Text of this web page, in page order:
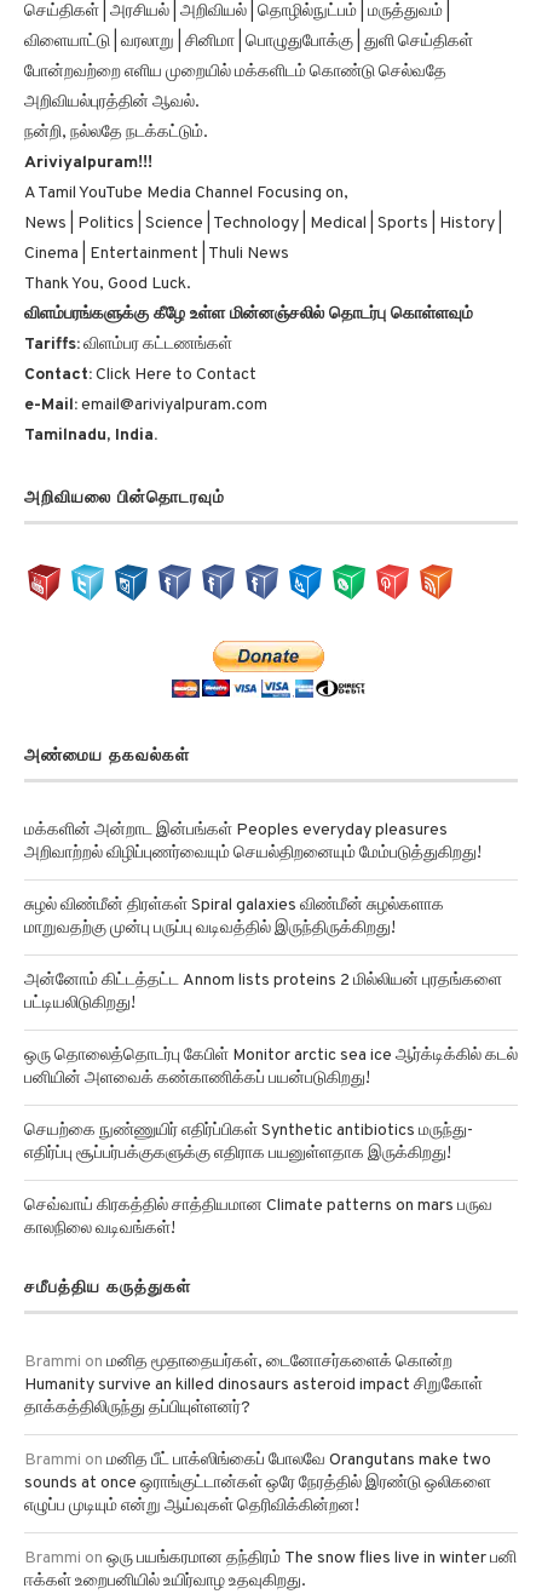
விளையாட்டு | வரலாறு | சினிமா | பொழுதுபோக்கு | துளி செய்திகள்
போன்றவற்றை எளிய முறையில் மக்களிடம் கொண்டு செல்வதே
அறிவியல்புரத்தின் ஆவல்.
நன்றி, நல்லதே நடக்கட்டும்.
Ariviyalpuram!!!
A Tamil YouTube Media Channel Focusing on,
News | Politics | Science | Technology | Medical | Sports | History |
Cinema | Entertainment | Thuli News
Thank You, Good Luck.
விளம்பரங்களுக்கு கீழே உள்ள மின்னஞ்சலில் தொடர்பு கொள்ளவும்
Tariffs:விளம்பர கட்டணங்கள்
Contact:Click Here to Contact
e-Mail: email@ariviyalpuram.com
Tamilnadu, India.
அறிவாற்றல் விழிப்புணர்வையும் செயல்திறனையும் மேம்படுத்துகிறது!
சுழல் விண்மீன் திரள்கள் Spiral galaxies விண்மீன் சுழல்களாக
மாறுவதற்கு முன்பு பருப்பு வடிவத்தில் இருந்திருக்கிறது!
அன்னோம் கிட்டத்தட்ட Annom lists proteins 2 மில்லியன் புரதங்களை
பட்டியலிடுகிறது!
ஒரு தொலைத்தொடர்பு கேபிள் Monitor arctic sea ice ஆர்க்டிக்கில் கடல்
பனியின் அளவைக் கண்காணிக்கப் பயன்படுகிறது!
செயற்கை நுண்ணுயிர் எதிர்ப்பிகள் Synthetic antibiotics மருந்து-
எதிர்ப்பு சூப்பர்பக்குகளுக்கு எதிராக பயனுள்ளதாக இருக்கிறது!
செவ்வாய் கிரகத்தில் சாத்தியமான Climate patterns on mars பருவ
காலநிலை வடிவங்கள்!
Humanity survive an killed dinosaurs asteroid impact சிறுகோள்
தாக்கத்திலிருந்து தப்பியுள்ளனர்?
Brammionமனித பீட் பாக்ஸிங்கைப் போலவே Orangutans make two
sounds at once ஒராங்குட்டான்கள் ஒரே நேரத்தில் இரண்டு ஒலிகளை
எழுப்ப முடியும் என்று ஆய்வுகள் தெரிவிக்கின்றன!
Brammionஒரு பயங்கரமான தந்திரம் The snow flies live in winter பனி
ஈக்கள் உறைபனியில் உயிர்வாழ உதவுகிறது.